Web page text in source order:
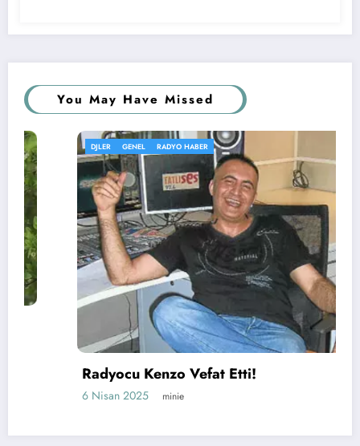
You May Have Missed
GENEL RADYO HABER
Radyocu Kenzo Vefat Etti!
6 Nisan 2025 minie